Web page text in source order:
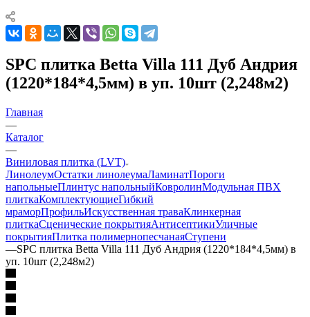
SPC плитка Betta Villa 111 Дуб Андрия
(1220*184*4,5мм) в уп. 10шт (2,248м2)
Главная
—
Каталог
—
Виниловая плитка (LVT)
ЛинолеумОстатки линолеумаЛаминатПороги
напольныеПлинтус напольныйКовролинМодульная ПВХ
плиткаКомплектующиеГибкий
мраморПрофильИскусственная траваКлинкерная
плиткаСценические покрытияАнтисептикиУличные
покрытияПлитка полимернопесчанаяСтупени
—SPC плитка Betta Villa 111 Дуб Андрия (1220*184*4,5мм) в
уп. 10шт (2,248м2)